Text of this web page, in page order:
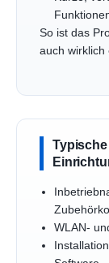
So ist das
auch wirklich
WLAN-